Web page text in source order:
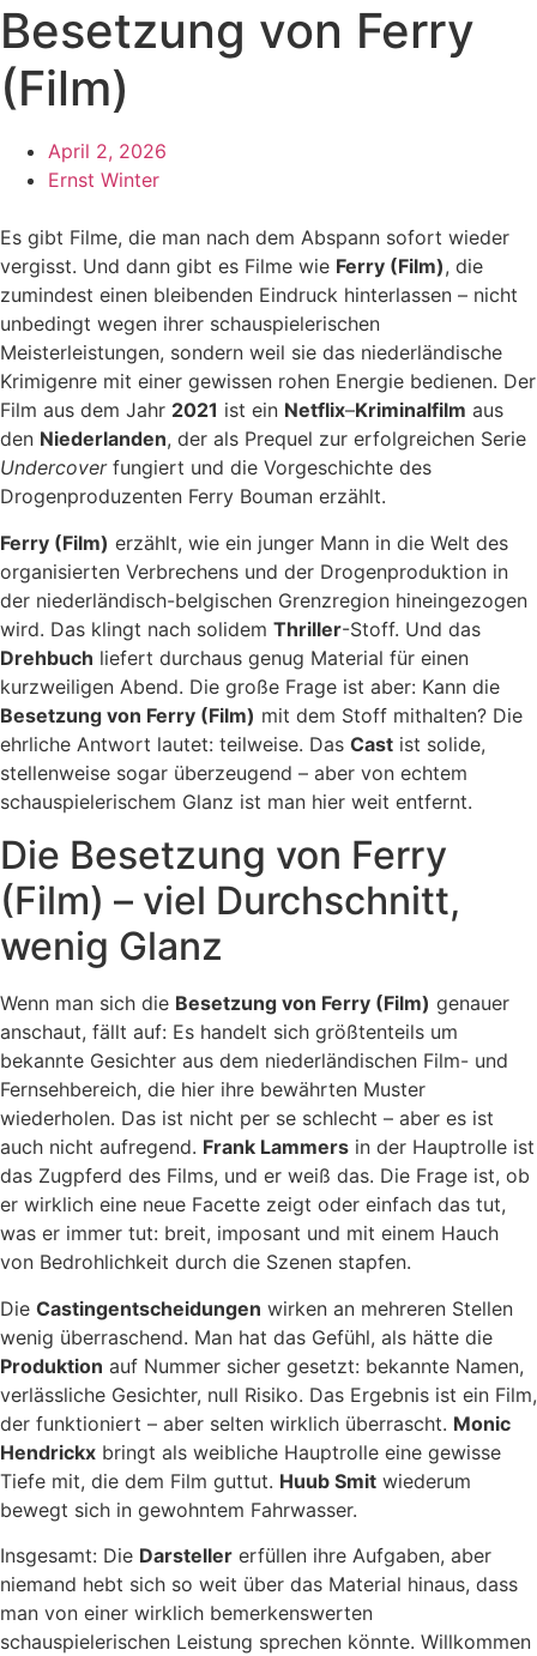
Besetzung von Ferry
(Film)
April 2, 2026
Ernst Winter
Es gibt Filme, die man nach dem Abspann sofort wieder
vergisst. Und dann gibt es Filme wie Ferry (Film), die
zumindest einen bleibenden Eindruck hinterlassen – nicht
unbedingt wegen ihrer schauspielerischen
Meisterleistungen, sondern weil sie das niederländische
Krimigenre mit einer gewissen rohen Energie bedienen. Der
Film aus dem Jahr 2021 ist ein Netflix–Kriminalfilm aus
den Niederlanden, der als Prequel zur erfolgreichen Serie
Undercoverfungiert und die Vorgeschichte des
Drogenproduzenten Ferry Bouman erzählt.
Ferry (Film) erzählt, wie ein junger Mann in die Welt des
organisierten Verbrechens und der Drogenproduktion in
der niederländisch-belgischen Grenzregion hineingezogen
wird. Das klingt nach solidem Thriller-Stoff. Und das
Drehbuch liefert durchaus genug Material für einen
kurzweiligen Abend. Die große Frage ist aber: Kann die
Besetzung von Ferry (Film) mit dem Stoff mithalten? Die
ehrliche Antwort lautet: teilweise. Das Cast ist solide,
stellenweise sogar überzeugend – aber von echtem
schauspielerischem Glanz ist man hier weit entfernt.
Die Besetzung von Ferry
(Film) – viel Durchschnitt,
wenig Glanz
Wenn man sich die Besetzung von Ferry (Film) genauer
anschaut, fällt auf: Es handelt sich größtenteils um
bekannte Gesichter aus dem niederländischen Film- und
Fernsehbereich, die hier ihre bewährten Muster
wiederholen. Das ist nicht per se schlecht – aber es ist
auch nicht aufregend. Frank Lammers in der Hauptrolle ist
das Zugpferd des Films, und er weiß das. Die Frage ist, ob
er wirklich eine neue Facette zeigt oder einfach das tut,
was er immer tut: breit, imposant und mit einem Hauch
von Bedrohlichkeit durch die Szenen stapfen.
Die Castingentscheidungen wirken an mehreren Stellen
wenig überraschend. Man hat das Gefühl, als hätte die
Produktion auf Nummer sicher gesetzt: bekannte Namen,
verlässliche Gesichter, null Risiko. Das Ergebnis ist ein Film,
der funktioniert – aber selten wirklich überrascht. Monic
Hendrickx bringt als weibliche Hauptrolle eine gewisse
Tiefe mit, die dem Film guttut. Huub Smit wiederum
bewegt sich in gewohntem Fahrwasser.
Insgesamt: Die Darsteller erfüllen ihre Aufgaben, aber
niemand hebt sich so weit über das Material hinaus, dass
man von einer wirklich bemerkenswerten
schauspielerischen Leistung sprechen könnte. Willkommen